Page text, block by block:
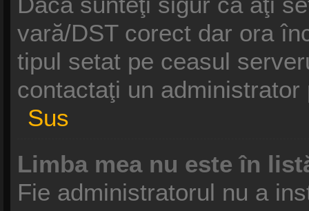
vară/DST corect dar ora
tipul setat pe ceasul
contactaţi un
Sus
Limba mea nu este în
Fie administratorul nu a